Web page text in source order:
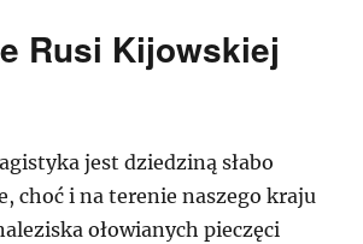
Rusi Kijowskiej
jest dziedziną słabo
choć i na terenie naszego kraju
ołowianych pieczęci